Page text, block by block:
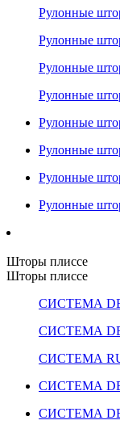
Рулонные
Рулонные
Рулонные
Рулонные
Рулонные
Рулонные
Рулонные
Рулонные
Шторы плиссе
Шторы плиссе
СИСТЕМА
СИСТЕМА
СИСТЕМА
СИСТЕМА
СИСТЕМА